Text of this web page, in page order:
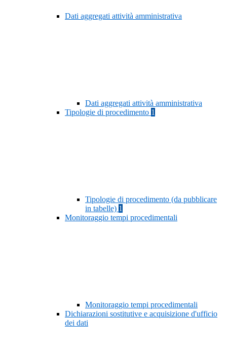
Dati aggregati attività amministrativa
Dati aggregati attività amministrativa
Tipologie di procedimento 1
Tipologie di procedimento (da pubblicare
in tabelle) 1
Monitoraggio tempi procedimentali
Monitoraggio tempi procedimentali
Dichiarazioni sostitutive e acquisizione d'ufficio
dei dati